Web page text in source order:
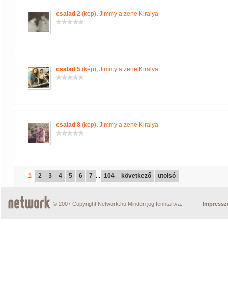
csalad 2 (kép), Jimmy a zene Kiralya
csalad 5 (kép), Jimmy a zene Kiralya
csalad 8 (kép), Jimmy a zene Kiralya
1 2 3 4 5 6 7 ... 104 következő utolsó
© 2007 Copyright Network.hu Minden jog fenntartva.